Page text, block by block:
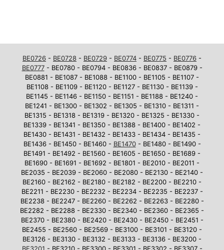
BE0726 - BE0728 - BE0729 - BE0774 - BE0775 - BE0776 -
BE0777- BE0780 - BE0794 - BE0836 - BE0837 - BE0879 -
BE0881 - BE1087 - BE1088 - BE1100 - BE1105 - BE1107 -
BE1108 - BE1109 - BE1120 - BE1127 - BE1130 - BE1139 -
BE1145 - BE1146 - BE1150 - BE1151 - BE1188 - BE1240 -
BE1241 - BE1300 - BE1302 - BE1305 - BE1310 - BE1311 -
BE1315 - BE1318 - BE1319 - BE1320 - BE1325 - BE1330 -
BE1339 - BE1341 - BE1350 - BE1388 - BE1400 - BE1402 -
BE1430 - BE1431 - BE1432 - BE1433 - BE1434 - BE1435 -
BE1436 - BE1450 - BE1460 - BE1470- BE1480 - BE1490 -
BE1491 - BE1492 - BE1560 - BE1605 - BE1650 - BE1689 -
BE1690 - BE1691 - BE1692 - BE1801 - BE2010 - BE2011 -
BE2035 - BE2039 - BE2060 - BE2080 - BE2130 - BE2140 -
BE2160 - BE2162 - BE2180 - BE2182 - BE2200 - BE2210 -
BE2211 - BE2230 - BE2232 - BE2234 - BE2235 - BE2237 -
BE2238 - BE2247 - BE2260 - BE2262 - BE2263 - BE2280 -
BE2282 - BE2288 - BE2330 - BE2340 - BE2360 - BE2365 -
BE2370 - BE2380 - BE2420 - BE2430 - BE2450 - BE2451 -
BE2455 - BE2560 - BE2569 - BE3100 - BE3101 - BE3120 -
BE3126 - BE3130 - BE3132 - BE3133 - BE3136 - BE3200 -
BE3201 - BE3210 - BE3300 - BE3301 - BE3302 - BE3307 -